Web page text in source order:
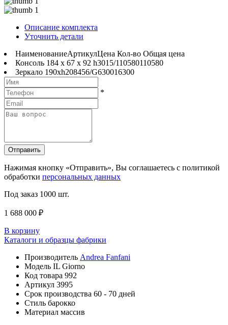
Описание комплекта
Уточнить детали
НаименованиеАртикулЦена Кол-во Общая цена
Консоль 184 x 67 x 92 h3015/110580110580
Зеркало 190xh208456/G630016300
*
Отправить
Нажимая кнопку «Отправить», Вы соглашаетесь с политикой
обработки персональных данных
Под заказ 1000 шт.
1 688 000 ₽
В корзину
Каталоги и образцы фабрики
Производитель Andrea Fanfani
Модель IL Giorno
Код товара 992
Артикул 3995
Срок производства 60 - 70 дней
Стиль барокко
Материал массив